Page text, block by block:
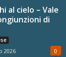
al cielo – Vale
di
2026 0